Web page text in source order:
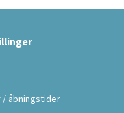
/ åbningstider